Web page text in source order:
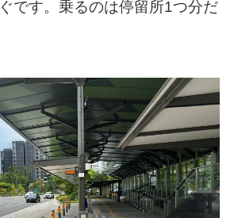
です。乗るのは停留所1つ分だ